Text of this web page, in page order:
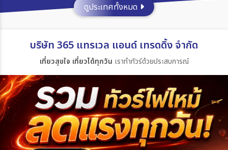
สายการบิน
ตั้งแต่วันที่
ดูประเทศทั้งหมด
บริษัท 365 แทรเวล แอนด์ เทรดดิ้ง จำกัด
เที่ยวสุขใจ เที่ยวได้ทุกวัน เราทำทัวร์ด้วยประสบการณ์